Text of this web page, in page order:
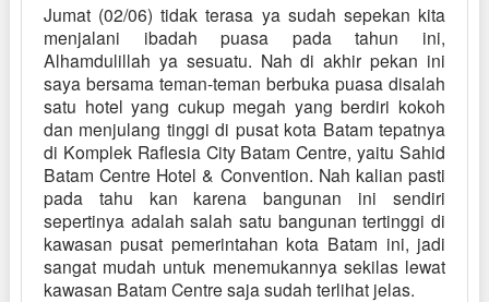
Jumat (02/06) tidak terasa ya sudah sepekan kita
menjalani ibadah puasa pada tahun ini,
Alhamdulillah ya sesuatu. Nah di akhir pekan ini
saya bersama teman-teman berbuka puasa disalah
satu hotel yang cukup megah yang berdiri kokoh
dan menjulang tinggi di pusat kota Batam tepatnya
di Komplek Raflesia City Batam Centre, yaitu Sahid
Batam Centre Hotel & Convention. Nah kalian pasti
pada tahu kan karena bangunan ini sendiri
sepertinya adalah salah satu bangunan tertinggi di
kawasan pusat pemerintahan kota Batam ini, jadi
sangat mudah untuk menemukannya sekilas lewat
kawasan Batam Centre saja sudah terlihat jelas.